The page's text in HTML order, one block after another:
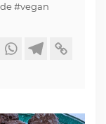
#vegan